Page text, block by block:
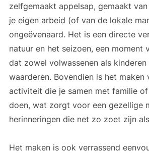
zelfgemaakt appelsap, gemaakt
je eigen arbeid (of van de lokale
ongeëvenaard. Het is een directe
natuur en het seizoen, een moment
dat zowel volwassenen als kinderen
waarderen. Bovendien is het maken
activiteit die je samen met familie
doen, wat zorgt voor een gezellige
herinneringen die net zo zoet zijn
Het maken is ook verrassend